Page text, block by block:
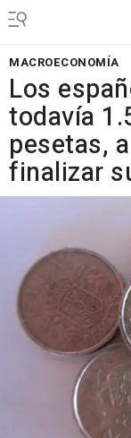
MACROECONOMÍA
Los
todavía
pesetas,
finalizar